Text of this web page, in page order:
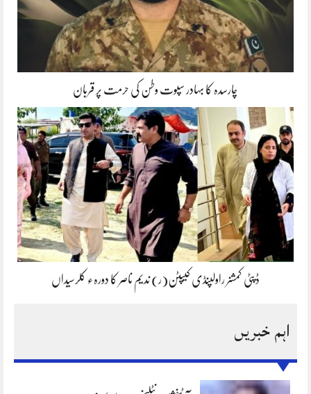
چارسدہ کا بہادر سپوت وطن کی حرمت پر قربان
ڈپٹی کمشنر راولپنڈی کیپٹن(ر) ندیم ناصر کا دورہء کلرسیداں
اہم خبریں